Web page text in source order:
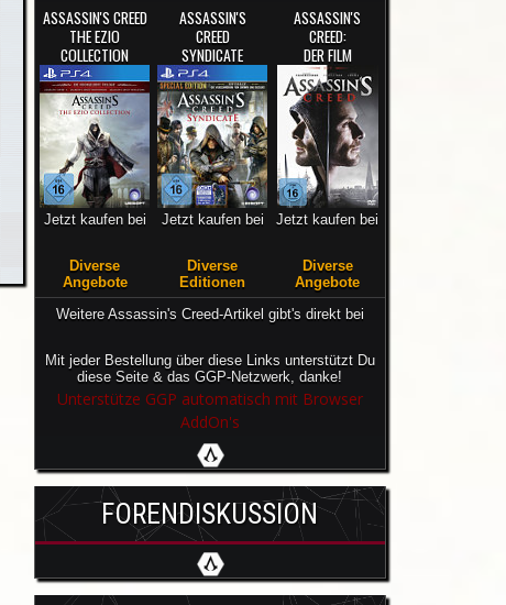
ASSASSIN'S CREED
THE EZIO
COLLECTION
Jetzt kaufen bei
Diverse
Angebote
ASSASSIN'S
CREED
SYNDICATE
Jetzt kaufen bei
Diverse
Editionen
ASSASSIN'S
CREED:
DER FILM
Jetzt kaufen bei
Diverse
Angebote
Weitere Assassin's Creed-Artikel gibt's direkt bei
Mit jeder Bestellung über diese Links unterstützt Du
diese Seite & das GGP-Netzwerk, danke!
Unterstütze GGP automatisch mit Browser
AddOn's
FORENDISKUSSION